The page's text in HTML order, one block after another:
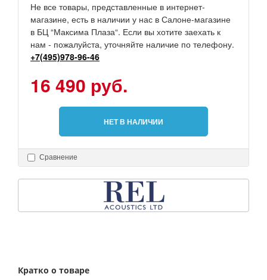
Не все товары, представленные в интернет-
магазине, есть в наличии у нас в Салоне-магазине
в БЦ “Максима Плаза“. Если вы хотите заехать к
нам - пожалуйста, уточняйте наличие по телефону.
+7(495)978-96-46
16 490 руб.
НЕТ В НАЛИЧИИ
Сравнение
Кратко о товаре